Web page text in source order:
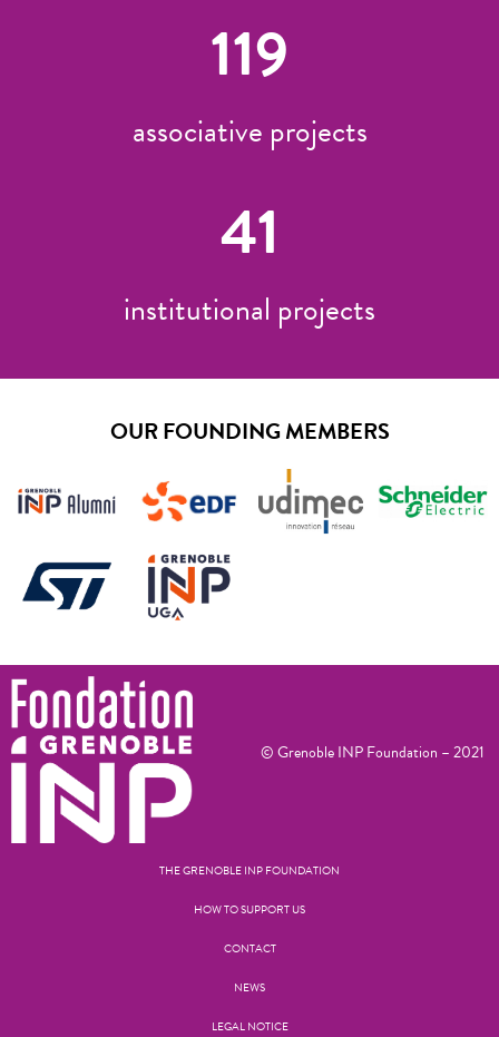
119
associative projects
41
institutional projects
OUR FOUNDING MEMBERS
© Grenoble INP Foundation – 2021
THE GRENOBLE INP FOUNDATION
HOW TO SUPPORT US
CONTACT
NEWS
LEGAL NOTICE